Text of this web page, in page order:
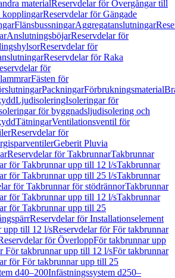
materialReservdelar för Övergångar till
kopplingarReservdelar för Gängade
FlänsbussningarAggregatanslutningar
AnslutningsböjarReservdelar för
Reservdelar för
Reservdelar för Raka
för
Fästen för
PackningarFörbrukningsmaterial
LjudisoleringIsoleringar för
för byggnadsljudisolering och
TätningarVentilationsventil för
Reservdelar för
Geberit Pluvia
Reservdelar för TakbrunnarTakbrunnar
för Takbrunnar upp till 12 l/sTakbrunnar
för Takbrunnar upp till 25 l/sTakbrunnar
för Takbrunnar för stödrännorTakbrunnar
för Takbrunnar upp till 12 l/sTakbrunnar
för Takbrunnar upp till 25
Reservdelar för Installationselement
upp till 12 l/sReservdelar för För takbrunnar
för ÖverloppFör takbrunnar upp
För takbrunnar upp till 12 l/sFör takbrunnar
för För takbrunnar upp till 25
d40–200Infästningssystem d250–